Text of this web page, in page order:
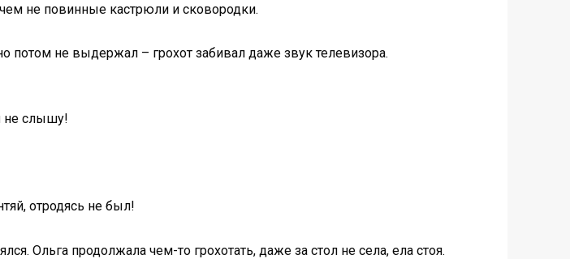
не повинные кастрюли и сковородки.
потом не выдержал – грохот забивал даже звук телевизора.
не слышу!
отродясь не был!
Ольга продолжала чем-то грохотать, даже за стол не села, ела стоя.